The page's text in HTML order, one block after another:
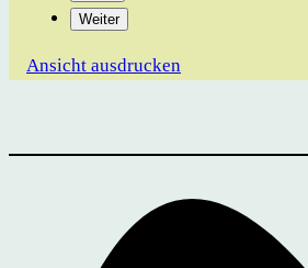
Weiter
Ansicht ausdrucken